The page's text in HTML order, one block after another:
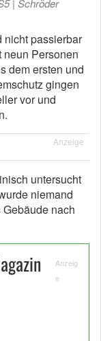
| Schröder
nicht passierbar
neun Personen
dem ersten und
gingen
vor und
Anzeige
untersucht
niemand
nach
Anzeig
e